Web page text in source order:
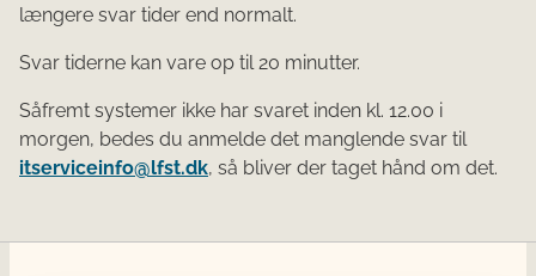
længere svar tider end normalt.
Svar tiderne kan vare op til 20 minutter.
Såfremt systemer ikke har svaret inden kl. 12.00 i
morgen, bedes du anmelde det manglende svar til
itserviceinfo@lfst.dk, så bliver der taget hånd om det.